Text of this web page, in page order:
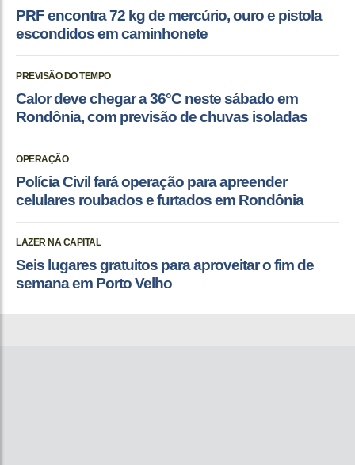
PRF encontra 72 kg de mercúrio, ouro e pistola
escondidos em caminhonete
PREVISÃO DO TEMPO
Calor deve chegar a 36°C neste sábado em
Rondônia, com previsão de chuvas isoladas
OPERAÇÃO
Polícia Civil fará operação para apreender
celulares roubados e furtados em Rondônia
LAZER NA CAPITAL
Seis lugares gratuitos para aproveitar o fim de
semana em Porto Velho